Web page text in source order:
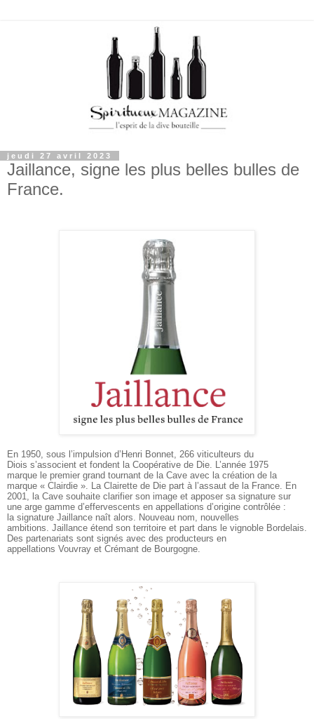
jeudi 27 avril 2023
Jaillance, signe les plus belles bulles de
France.
En 1950, sous l’impulsion d’Henri Bonnet, 266 viticulteurs du
Diois s’associent et fondent la Coopérative de Die. L’année 1975
marque le premier grand tournant de la Cave avec la création de la
marque « Clairdie ». La Clairette de Die part à l’assaut de la France. En
2001, la Cave souhaite clarifier son image et apposer sa signature sur
une arge gamme d’effervescents en appellations d’origine contrôlée :
la signature Jaillance naît alors. Nouveau nom, nouvelles
ambitions. Jaillance étend son territoire et part dans le vignoble Bordelais.
Des partenariats sont signés avec des producteurs en
appellations Vouvray et Crémant de Bourgogne.